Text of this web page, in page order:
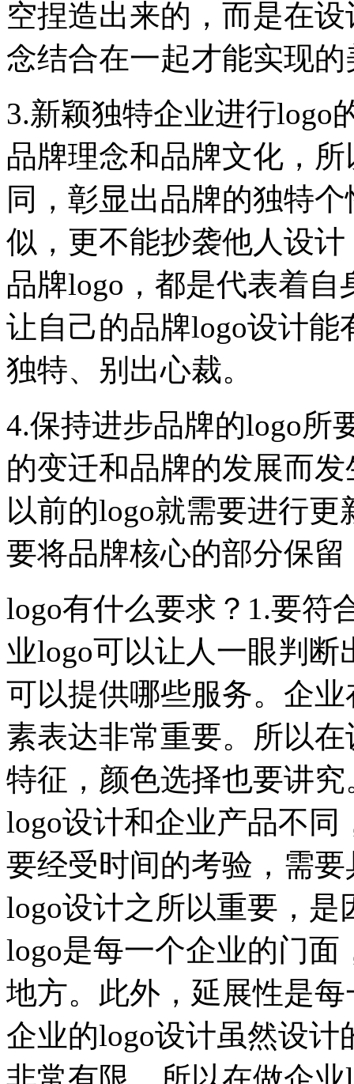
空捏造出来的，而是在
念结合在一起才能实现的
3.新颖独特企业进行logo
品牌理念和品牌文化，
同，彰显出品牌的独特
似，更不能抄袭他人设
品牌logo，都是代表着
让自己的品牌logo设计
独特、别出心裁。
4.保持进步品牌的logo所
的变迁和品牌的发展而
以前的logo就需要进行
要将品牌核心的部分保
logo有什么要求？1.要符
业logo可以让人一眼判
可以提供哪些服务。企
素表达非常重要。所以
特征，颜色选择也要讲
logo设计和企业产品不
要经受时间的考验，需
logo设计之所以重要，
logo是每一个企业的门
地方。此外，延展性是
企业的logo设计虽然设